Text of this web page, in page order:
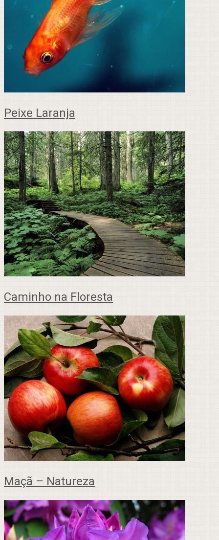
Peixe Laranja
Caminho na Floresta
Maçã – Natureza